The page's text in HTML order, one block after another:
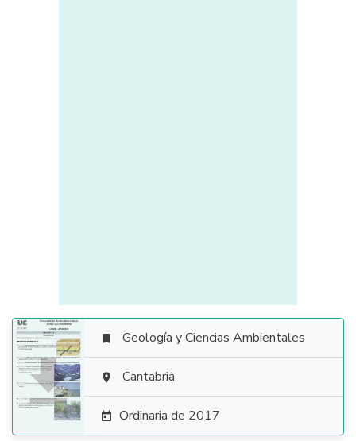

 Geología y Ciencias Ambientales
 Cantabria
 Ordinaria de 2017